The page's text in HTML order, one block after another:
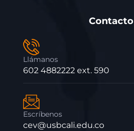
Contacto
Llámanos
602 4882222 ext. 590
Escríbenos
cev@usbcali.edu.co